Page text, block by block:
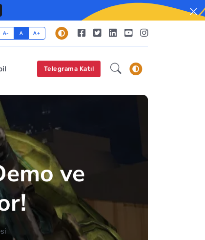
A- A A+
Telegrama Katıl
ve